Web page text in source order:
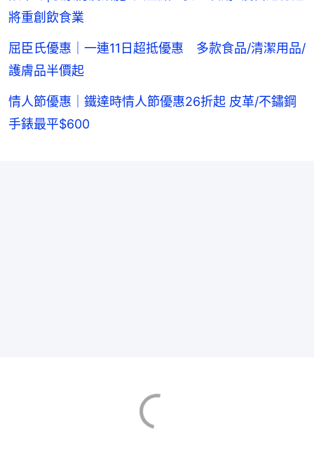
將重創飲食業
屈臣氏優惠｜一連11日超抵優惠 多款食品/清潔用品/
護膚品半價起
情人節優惠｜鐵達時情人節優惠26折起 皮革/不鏽鋼
手錶最平$600